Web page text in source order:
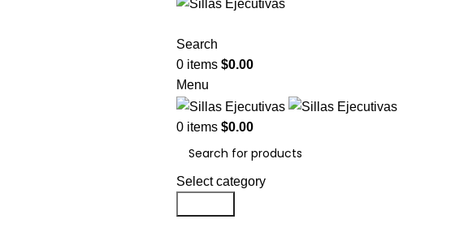
Search
0 items $0.00
Menu
0 items $0.00
Select category